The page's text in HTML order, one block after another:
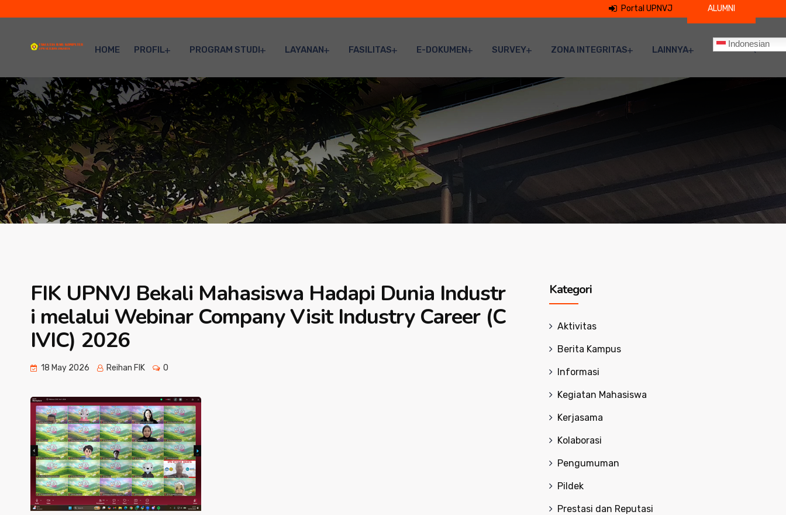
Portal UPNVJ ALUMNI
HOME PROFIL PROGRAM STUDI LAYANAN FASILITAS E-DOKUMEN SURVEY ZONA INTEGRITAS LAINNYA
Indonesian
FIK UPNVJ Bekali Mahasiswa Hadapi Dunia Industr
i melalui Webinar Company Visit Industry Career (C
IVIC) 2026
18 May 2026 Reihan FIK 0
Kategori
Aktivitas
Berita Kampus
Informasi
Kegiatan Mahasiswa
Kerjasama
Kolaborasi
Pengumuman
Pildek
Prestasi dan Reputasi